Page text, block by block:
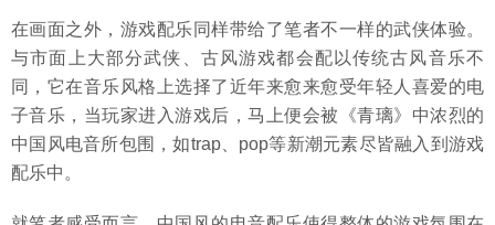
在画面之外，游戏配乐同样带给了笔者不一样的武侠体验。
与市面上大部分武侠、古风游戏都会配以传统古风音乐不
同，它在音乐风格上选择了近年来愈来愈受年轻人喜爱的电
子音乐，当玩家进入游戏后，马上便会被《青璃》中浓烈的
中国风电音所包围，如trap、pop等新潮元素尽皆融入到游戏
配乐中。